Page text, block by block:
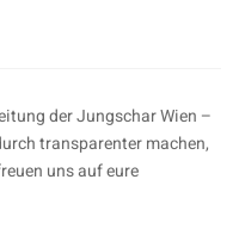
der Jungschar Wien –
transparenter machen,
uns auf eure